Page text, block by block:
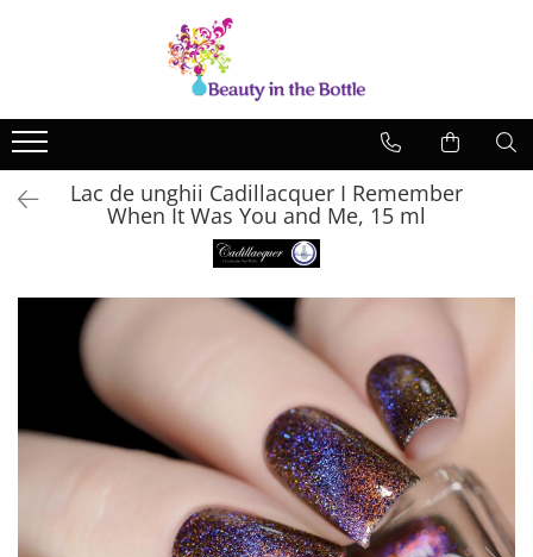
OPI
ILNP
Zoya
Cadillacquer
Phoenix Indie
Base coat
Top Coat
IngrijireLac de unghii Cadillacquer I Remember
When It Was You and Me, 15 ml